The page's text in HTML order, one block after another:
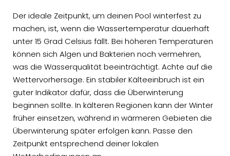
Der ideale Zeitpunkt, um deinen Pool winterfest zu
machen, ist, wenn die Wassertemperatur dauerhaft
unter 15 Grad Celsius fällt. Bei höheren Temperaturen
können sich Algen und Bakterien noch vermehren,
was die Wasserqualität beeinträchtigt. Achte auf die
Wettervorhersage. Ein stabiler Kälteeinbruch ist ein
guter Indikator dafür, dass die Überwinterung
beginnen sollte. In kälteren Regionen kann der Winter
früher einsetzen, während in wärmeren Gebieten die
Überwinterung später erfolgen kann. Passe den
Zeitpunkt entsprechend deiner lokalen